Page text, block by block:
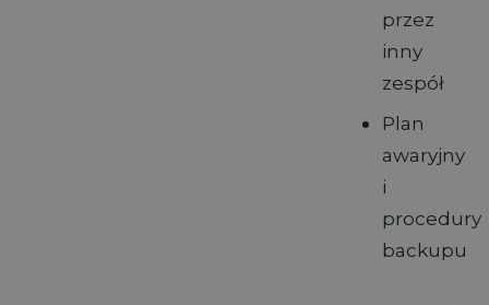
przez
inny
zespół
Plan
awaryjny
i
procedury
backupu